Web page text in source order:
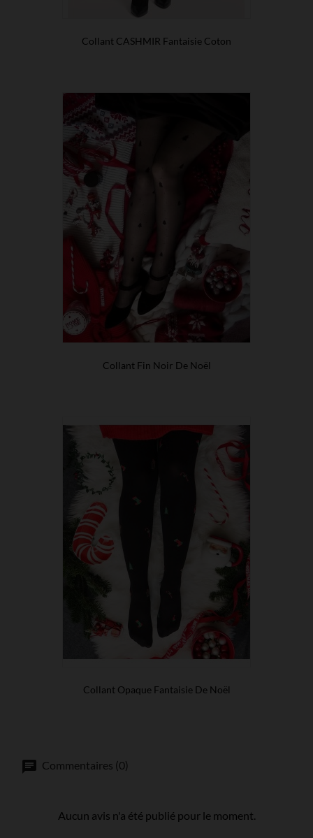
Collant CASHMIR Fantaisie Coton
Collant Fin Noir De Noël
Collant Opaque Fantaisie De Noël
Commentaires (0)
Aucun avis n'a été publié pour le moment.